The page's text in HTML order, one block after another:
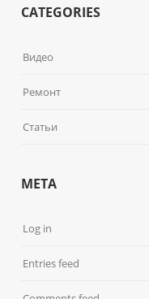
CATEGORIES
Видео
Ремонт
Статьи
META
Log in
Entries feed